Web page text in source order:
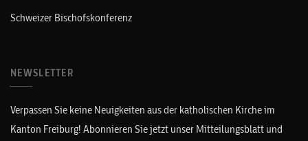
Schweizer Bischofskonferenz
NEWSLETTER
Verpassen Sie keine Neuigkeiten aus der katholischen Kirche im
Kanton Freiburg! Abonnieren Sie jetzt unser Mitteilungsblatt und